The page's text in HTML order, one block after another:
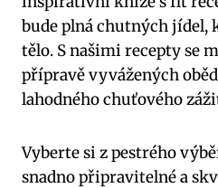
bude plná chutných jídel,
tělo. S našimi recepty se
přípravě vyvážených
lahodného chuťového
Vyberte si z pestrého
snadno připravitelné a